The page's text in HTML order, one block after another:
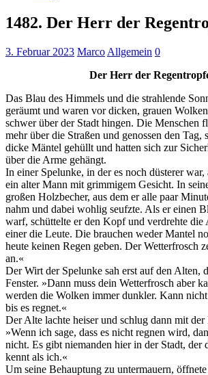
1482. Der Herr der
3. Februar 2023 Marco Allgemein 0
Der Herr der
Das Blau des Himmels und die strahlende
geräumt und waren vor dicken, grauen
schwer über der Stadt hingen. Die Menschen
mehr über die Straßen und genossen den Tag,
dicke Mäntel gehüllt und hatten sich zur
über die Arme gehängt.
In einer Spelunke, in der es noch düsterer
ein alter Mann mit grimmigem Gesicht. In
großen Holzbecher, aus dem er alle paar
nahm und dabei wohlig seufzte. Als er einen
warf, schüttelte er den Kopf und verdrehte die
einer die Leute. Die brauchen weder Mantel
heute keinen Regen geben. Der Wetterfrosch
an.«
Der Wirt der Spelunke sah erst auf den Alten,
Fenster. »Dann muss dein Wetterfrosch aber
werden die Wolken immer dunkler. Kann
bis es regnet.«
Der Alte lachte heiser und schlug dann mit der
»Wenn ich sage, dass es nicht regnen wird,
nicht. Es gibt niemanden hier in der Stadt, der
kennt als ich.«
Um seine Behauptung zu untermauern, öffnete